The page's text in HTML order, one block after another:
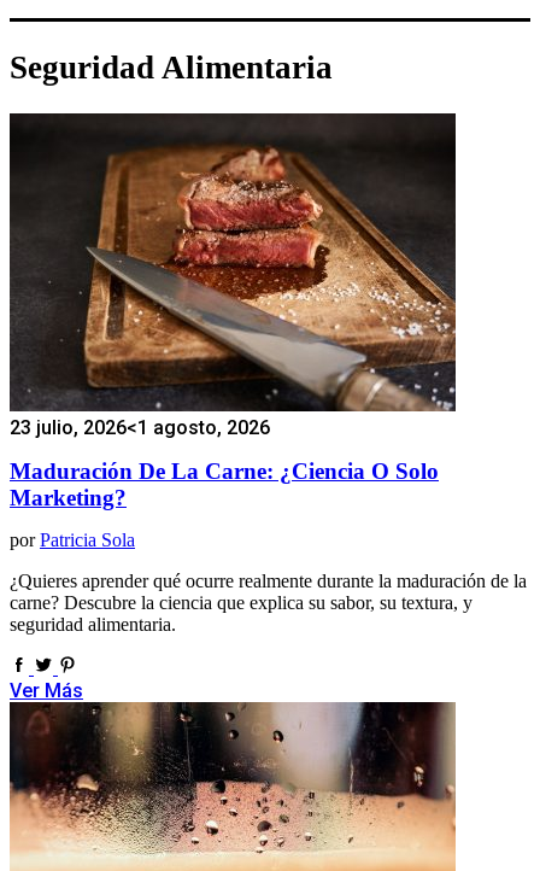
Seguridad Alimentaria
23 julio, 2026<1 agosto, 2026
Maduración De La Carne: ¿ciencia O Solo
Marketing?
por Patricia Sola
¿Quieres aprender qué ocurre realmente durante la maduración de la
carne? Descubre la ciencia que explica su sabor, su textura, y
seguridad alimentaria.
Ver Más